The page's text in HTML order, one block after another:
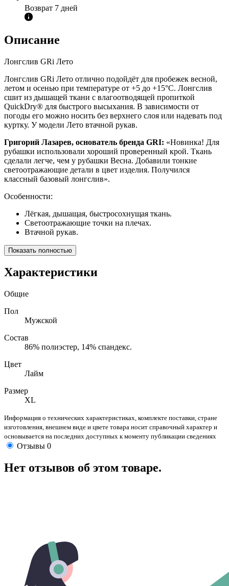
Возврат 7 дней
Описание
Лонгслив GRi Лето
Лонгслив GRi Лето отлично подойдёт для пробежек весной,
летом и осенью при температуре от +5 до +15°C. Лонгслив
сшит из дышащей ткани с влагоотводящей пропиткой
QuickDry® для быстрого высыхания. В зависимости от
погоды его можно носить без верхнего слоя или надевать под
куртку. У модели Лето втачной рукав.
Григорий Лазарев, основатель бренда GRI: «Новинка! Для
рубашки использовали хороший проверенный крой. Ткань
сделали легче, чем у рубашки Весна. Добавили тонкие
светоотражающие детали в цвет изделия. Получился
классный базовый лонгслив».
Особенности:
Лёгкая, дышащая, быстросохнущая ткань.
Светоотражающие точки на плечах.
Втачной рукав.
Показать полностью
Характеристики
Общие
Пол
Мужской
Состав
86% полиэстер, 14% спандекс.
Цвет
Лайм
Размер
XL
Информация о технических характеристиках, комплекте поставки, стране
изготовления, внешнем виде и цвете товара носит справочный характер и
основывается на последних доступных к моменту публикации сведениях
Отзывы 0
Нет отзывов об этом товаре.